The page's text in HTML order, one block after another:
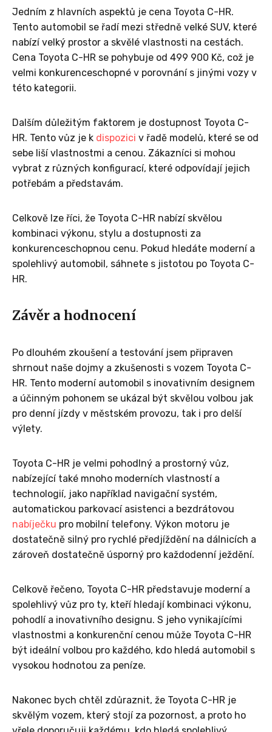
Jedním z hlavních aspektů je cena Toyota C-HR.
Tento automobil se řadí mezi středně velké SUV, které
nabízí velký prostor a skvělé vlastnosti na cestách.
Cena Toyota C-HR se pohybuje od 499 900 Kč, což je
velmi konkurenceschopné v porovnání s jinými vozy v
této kategorii.
Dalším důležitým faktorem je dostupnost Toyota C-
HR. Tento vůz je k dispozici v řadě modelů, které se od
sebe liší vlastnostmi a cenou. Zákazníci si mohou
vybrat z různých konfigurací, které odpovídají jejich
potřebám a představám.
Celkově lze říci, že Toyota C-HR nabízí skvělou
kombinaci výkonu, stylu a dostupnosti za
konkurenceschopnou cenu. Pokud hledáte moderní a
spolehlivý automobil, sáhnete s jistotou po Toyota C-
HR.
Závěr a hodnocení
Po dlouhém zkoušení a testování jsem připraven
shrnout naše dojmy a zkušenosti s vozem Toyota C-
HR. Tento moderní automobil s inovativním designem
a účinným pohonem se ukázal být skvělou volbou jak
pro denní jízdy v městském provozu, tak i pro delší
výlety.
Toyota C-HR je velmi pohodlný a prostorný vůz,
nabízející také mnoho moderních vlastností a
technologií, jako například navigační systém,
automatickou parkovací asistenci a bezdrátovou
nabíječku pro mobilní telefony. Výkon motoru je
dostatečně silný pro rychlé předjíždění na dálnicích a
zároveň dostatečně úsporný pro každodenní ježdění.
Celkově řečeno, Toyota C-HR představuje moderní a
spolehlivý vůz pro ty, kteří hledají kombinaci výkonu,
pohodlí a inovativního designu. S jeho vynikajícími
vlastnostmi a konkurenční cenou může Toyota C-HR
být ideální volbou pro každého, kdo hledá automobil s
vysokou hodnotou za peníze.
Nakonec bych chtěl zdůraznit, že Toyota C-HR je
skvělým vozem, který stojí za pozornost, a proto ho